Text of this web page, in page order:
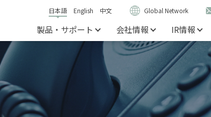
日本語 English 中文 Global Network
製品・サポート 会社情報 IR情報